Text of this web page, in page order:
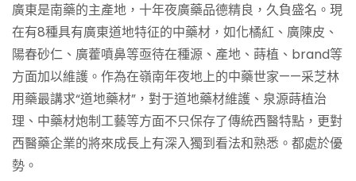
廣東是南藥的主產地，十年夜廣藥品德精良，久負盛名。現
在有8種具有廣東道地特征的中藥材，如化橘紅、廣陳皮、
陽春砂仁、廣藿噴鼻等亟待在種源、產地、蒔植、brand等
方面加以維護。作為在嶺南年夜地上的中藥世家——采芝林
用藥最講求“道地藥材”，對于道地藥材維護、泉源蒔植治
理、中藥材炮制工藝等方面不只保存了傳統西醫特點，更對
西醫藥企業的將來成長上有深入獨到看法和熟悉。都處於優
勢。